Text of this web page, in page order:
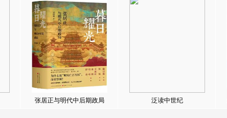
张居正与明代中后期政局 泛读中世纪